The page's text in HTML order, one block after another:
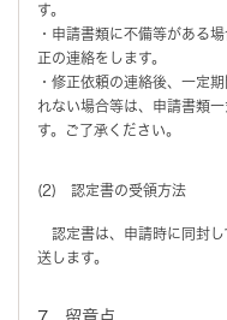
す。
・申請書類に不備等がある
正の連絡をします。
・修正依頼の連絡後、一定
れない場合等は、申請書類
す。ご了承ください。
(2) 認定書の受領方法
認定書は、申請時に同封し
送します。